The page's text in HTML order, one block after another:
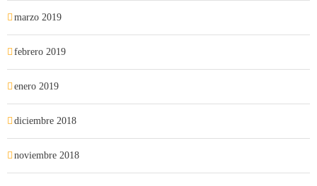
marzo 2019
febrero 2019
enero 2019
diciembre 2018
noviembre 2018